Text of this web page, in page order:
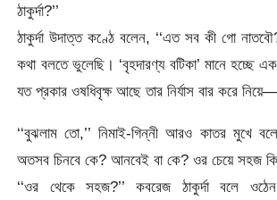
ঠাকুর্দা?’’
ঠাকুর্দা উদাত্ত কণ্ঠে বলেন, ‘‘এত সব কী গো
কথা বলতে ভুলেছি। ‘বৃহদারণ্য বটিকা’ মানে হচ্ছে
যত প্রকার ওষধিবৃক্ষ আছে তার নির্যাস বার করে
‘‘বুঝলাম তো,’’ নিমাই-গিন্নী আরও কাতর মুখে
অতসব চিনবে কে? আনবেই বা কে? ওর চেয়ে সহজ
‘‘ওর থেকে সহজ?’’ কবরেজ ঠাকুর্দা বলে